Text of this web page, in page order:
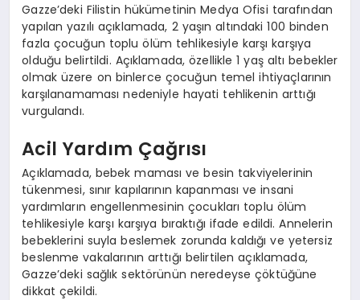
Gazze’deki Filistin hükümetinin Medya Ofisi tarafından
yapılan yazılı açıklamada, 2 yaşın altındaki 100 binden
fazla çocuğun toplu ölüm tehlikesiyle karşı karşıya
olduğu belirtildi. Açıklamada, özellikle 1 yaş altı bebekler
olmak üzere on binlerce çocuğun temel ihtiyaçlarının
karşılanamaması nedeniyle hayati tehlikenin arttığı
vurgulandı.
Acil Yardım Çağrısı
Açıklamada, bebek maması ve besin takviyelerinin
tükenmesi, sınır kapılarının kapanması ve insani
yardımların engellenmesinin çocukları toplu ölüm
tehlikesiyle karşı karşıya bıraktığı ifade edildi. Annelerin
bebeklerini suyla beslemek zorunda kaldığı ve yetersiz
beslenme vakalarının arttığı belirtilen açıklamada,
Gazze’deki sağlık sektörünün neredeyse çöktüğüne
dikkat çekildi.